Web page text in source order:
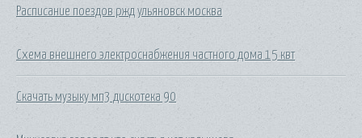
Расписание поездов ржд ульяновск москва
Схема внешнего электроснабжения частного дома 15 квт
Скачать музыку мп3 дискотека 90